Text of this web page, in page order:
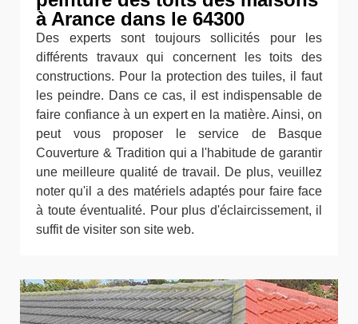
à Arance dans le 64300
Des experts sont toujours sollicités pour les
différents travaux qui concernent les toits des
constructions. Pour la protection des tuiles, il faut
les peindre. Dans ce cas, il est indispensable de
faire confiance à un expert en la matière. Ainsi, on
peut vous proposer le service de Basque
Couverture & Tradition qui a l'habitude de garantir
une meilleure qualité de travail. De plus, veuillez
noter qu'il a des matériels adaptés pour faire face
à toute éventualité. Pour plus d'éclaircissement, il
suffit de visiter son site web.